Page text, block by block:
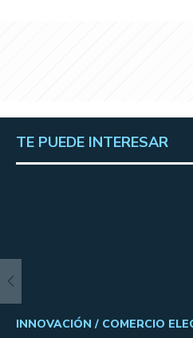
TE PUEDE INTERESAR
INNOVACIÓN / COMERCIO